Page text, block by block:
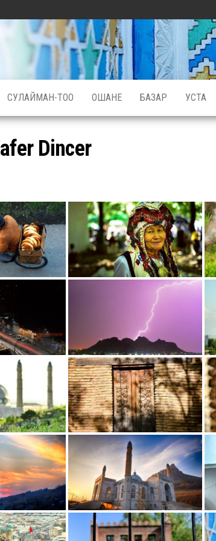
СУЛАЙМАН-ТОО ОШАНЕ БАЗАР УСТА
Dincer